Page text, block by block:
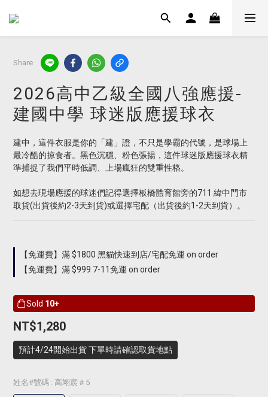
Share
2026高中乙級全國八強應援-
建國中學 球迷版應援球衣
建中，這件衣服是你的「建」證，不只是學霸的代號，是球場上
最冷酷的掠食者。黑色沉穩、粉色張揚，這件球迷版應援球衣精
準捕捉了我們平時低調、上場瘋狂的雙重性格。
如想去現場應援的球迷們記得選擇板橋體育館旁的711 緯中門市
取貨(出貨後約2-3天到貨)或選擇宅配（出貨後約1-2天到貨）。
【免運費】滿 $1800 黑貓快速到店/宅配免運 on order
【免運費】滿 $999 7-11免運 on order
Sold 10+
NT$1,280
預計4/24開始出貨 下單時請確認取貨地點
姓名#號碼 : 高翊宸＃5